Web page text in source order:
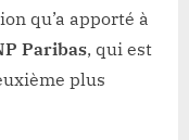
qu’a apporté à
Paribas, qui est
plus